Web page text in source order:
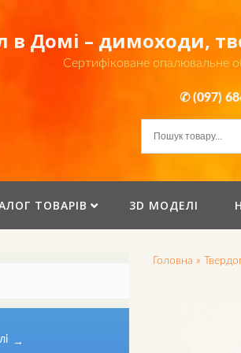
в Домі – димоходи,
Сертифіковане опалювальне
✆ (097)
ТОВАРІВ 3D МОДЕЛІ
Головна »